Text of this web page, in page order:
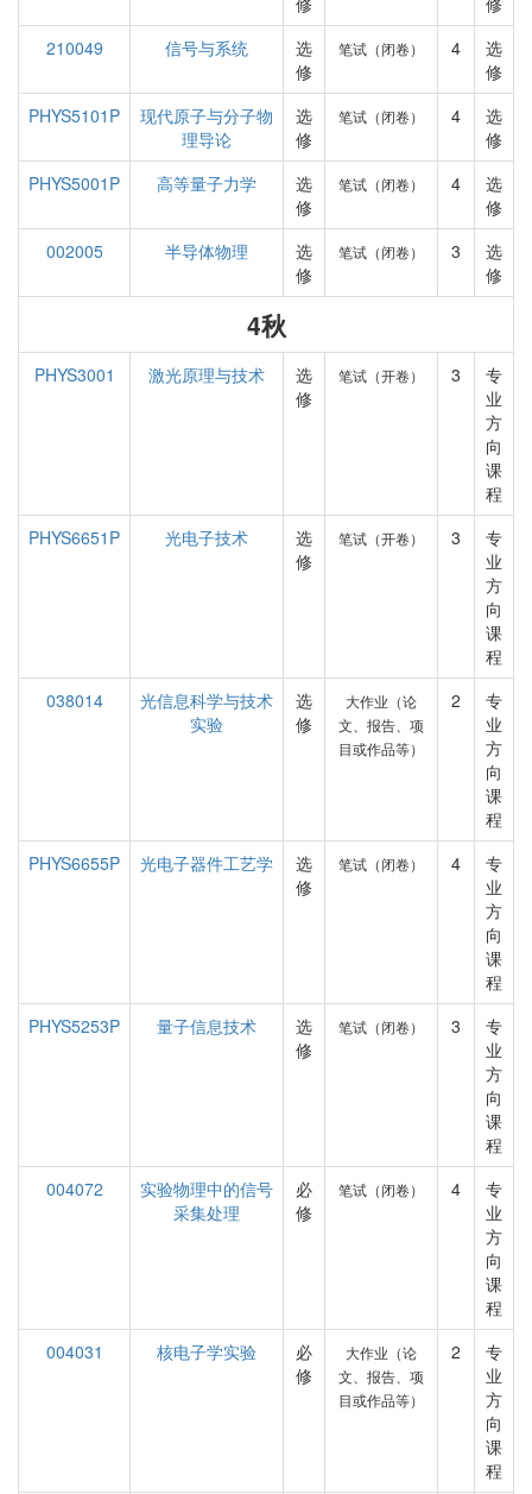
210049
信号与系统
选
修
笔试（闭卷） 4
选
修
PHYS5101P
现代原子与分子物
理导论
选
修
笔试（闭卷） 4
选
修
PHYS5001P
高等量子力学
选
修
笔试（闭卷） 4
选
修
002005
半导体物理
选
修
笔试（闭卷） 3
选
修
4秋
PHYS3001 激光原理与技术
选
修
笔试（开卷） 3
专
业
方
向
课
程
PHYS6651P
光电子技术
选
修
笔试（开卷） 3
专
业
方
向
课
程
038014
光信息科学与技术
实验
选
修
大作业（论
文、报告、项
目或作品等）
2
专
业
方
向
课
程
PHYS6655P
光电子器件工艺学
选
修
笔试（闭卷） 4
专
业
方
向
课
程
PHYS5253P
量子信息技术
选
修
笔试（闭卷） 3
专
业
方
向
课
程
004072
实验物理中的信号
采集处理
必
修
笔试（闭卷） 4
专
业
方
向
课
程
004031
核电子学实验
必
修
大作业（论
文、报告、项
目或作品等）
2
专
业
方
向
课
程